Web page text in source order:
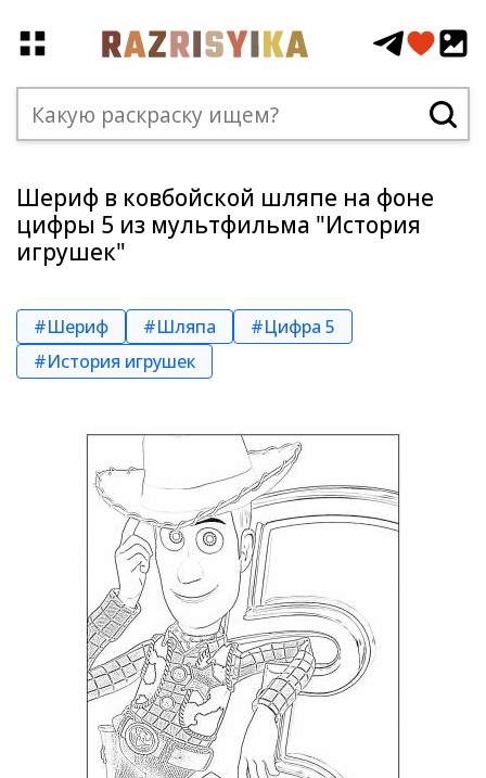
Шериф в ковбойской шляпе на фоне
цифры 5 из мультфильма "История
игрушек"
#Шериф #Шляпа
#Цифра 5
#История игрушек